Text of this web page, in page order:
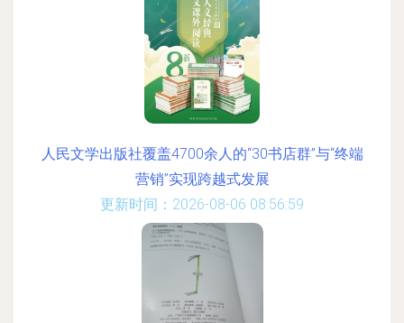
人民文学出版社覆盖4700余人的“30书店群”与“终端
营销”实现跨越式发展
更新时间：2026-08-06 08:56:59